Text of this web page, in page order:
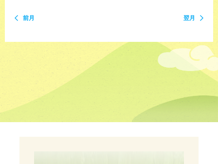
前月 翌月